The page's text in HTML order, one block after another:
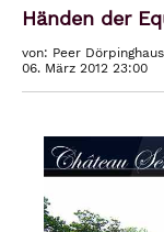
Händen der
von: Peer Dörpinghaus
06. März 2012 23:00